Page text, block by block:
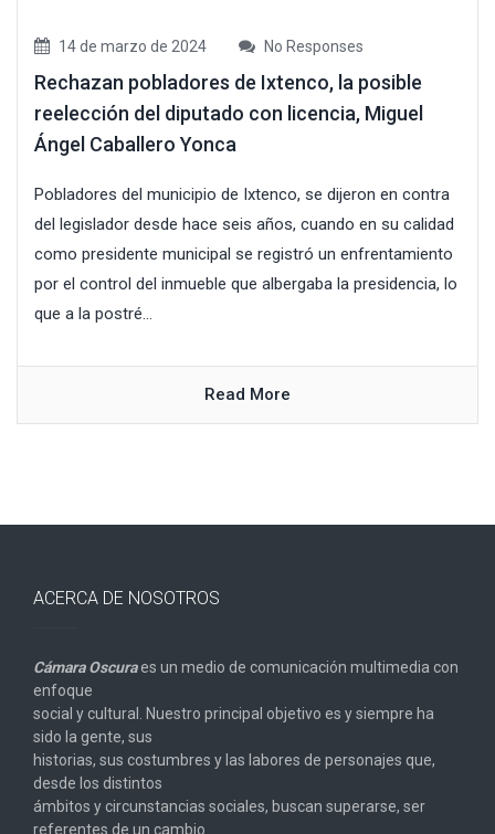
14 de marzo de 2024 No Responses
Rechazan pobladores de Ixtenco, la posible
reelección del diputado con licencia, Miguel
Ángel Caballero Yonca
Pobladores del municipio de Ixtenco, se dijeron en contra
del legislador desde hace seis años, cuando en su calidad
como presidente municipal se registró un enfrentamiento
por el control del inmueble que albergaba la presidencia, lo
que a la postré...
Read More
ACERCA DE NOSOTROS
Cámara Oscuraes un medio de comunicación multimedia con
enfoque
social y cultural. Nuestro principal objetivo es y siempre ha
sido la gente, sus
historias, sus costumbres y las labores de personajes que,
desde los distintos
ámbitos y circunstancias sociales, buscan superarse, ser
referentes de un cambio